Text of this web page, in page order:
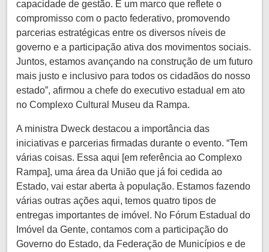
capacidade de gestão. É um marco que reflete o
compromisso com o pacto federativo, promovendo
parcerias estratégicas entre os diversos níveis de
governo e a participação ativa dos movimentos sociais.
Juntos, estamos avançando na construção de um futuro
mais justo e inclusivo para todos os cidadãos do nosso
estado”, afirmou a chefe do executivo estadual em ato
no Complexo Cultural Museu da Rampa.
A ministra Dweck destacou a importância das
iniciativas e parcerias firmadas durante o evento. “Tem
várias coisas. Essa aqui [em referência ao Complexo
Rampa], uma área da União que já foi cedida ao
Estado, vai estar aberta à população. Estamos fazendo
várias outras ações aqui, temos quatro tipos de
entregas importantes de imóvel. No Fórum Estadual do
Imóvel da Gente, contamos com a participação do
Governo do Estado, da Federação de Municípios e de